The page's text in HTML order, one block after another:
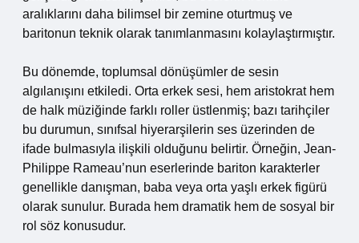
aralıklarını daha bilimsel bir zemine oturtmuş ve
baritonun teknik olarak tanımlanmasını kolaylaştırmıştır.
Bu dönemde, toplumsal dönüşümler de sesin
algılanışını etkiledi. Orta erkek sesi, hem aristokrat hem
de halk müziğinde farklı roller üstlenmiş; bazı tarihçiler
bu durumun, sınıfsal hiyerarşilerin ses üzerinden de
ifade bulmasıyla ilişkili olduğunu belirtir. Örneğin, Jean-
Philippe Rameau’nun eserlerinde bariton karakterler
genellikle danışman, baba veya orta yaşlı erkek figürü
olarak sunulur. Burada hem dramatik hem de sosyal bir
rol söz konusudur.